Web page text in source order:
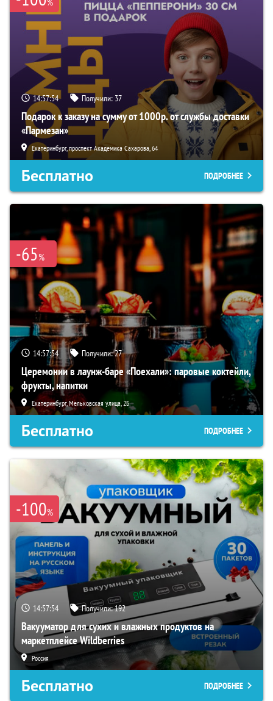
14:57:53 Получили: 37
Подарок к заказу на сумму от 1000р. от службы доставки
«Пармезан»
Екатеринбург, проспект Академика Сахарова, 64
Бесплатно ПОДРОБНЕЕ
-65%
14:57:53 Получили:27
Церемонии в лаунж-баре «Поехали»: паровые коктейли,
фрукты, напитки
Екатеринбург, Мельковская улица, 2Б
Бесплатно ПОДРОБНЕЕ
-100%
14:57:53 Получили:192
Вакууматор для сухих и влажных продуктов на
маркетплейсе Wildberries
Россия
Бесплатно ПОДРОБНЕЕ